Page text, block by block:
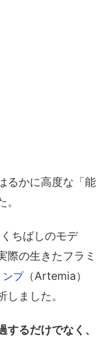
るかに高度な「能
ちばしのモデ
際の生きたフラミ
ンプ（Artemia）
ました。
るだけでなく、